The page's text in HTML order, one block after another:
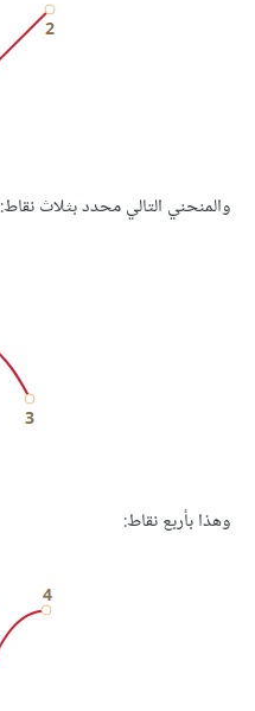
والمنحني التالي محدد بثلاث نقاط:
وهذا بأربع نقاط: